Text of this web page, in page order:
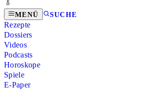
MENÜ SUCHE
Rezepte
Dossiers
Videos
Podcasts
Horoskope
Spiele
E-Paper